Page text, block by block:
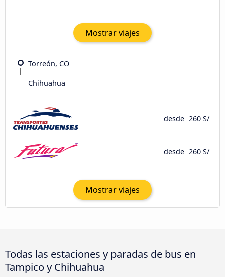
Mostrar viajes
Torreón, CO
Chihuahua
desde 260 S/
desde 260 S/
Mostrar viajes
Todas las estaciones y paradas de bus en
Tampico y Chihuahua